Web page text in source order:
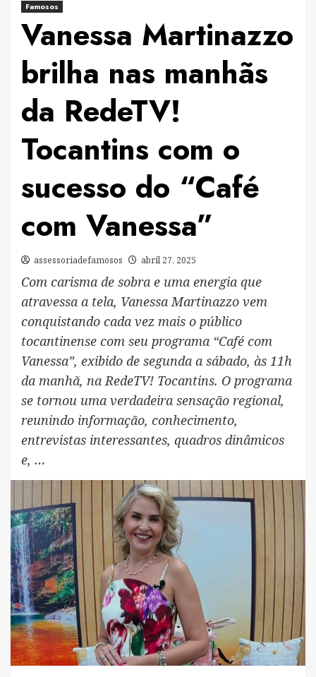
Famosos
Vanessa Martinazzo
brilha nas manhãs
da RedeTV!
Tocantins com o
sucesso do “Café
com Vanessa”
assessoriadefamosos abril 27, 2025
Com carisma de sobra e uma energia que
atravessa a tela, Vanessa Martinazzo vem
conquistando cada vez mais o público
tocantinense com seu programa “Café com
Vanessa”, exibido de segunda a sábado, às 11h
da manhã, na RedeTV! Tocantins. O programa
se tornou uma verdadeira sensação regional,
reunindo informação, conhecimento,
entrevistas interessantes, quadros dinâmicos
e, …